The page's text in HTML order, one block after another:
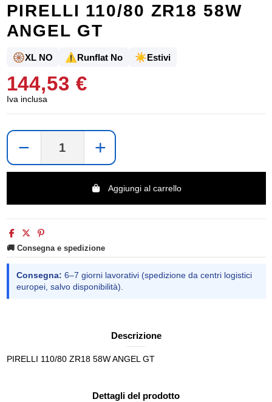
PIRELLI 110/80 ZR18 58W
ANGEL GT
🛞XL NO ⚠️Runflat No ☀️Estivi
144,53 €
Iva inclusa
− +
Aggiungi al carrello
🚚 Consegna e spedizione
Consegna: 6–7 giorni lavorativi (spedizione da centri logistici
europei, salvo disponibilità).
Descrizione
PIRELLI 110/80 ZR18 58W ANGEL GT
Dettagli del prodotto